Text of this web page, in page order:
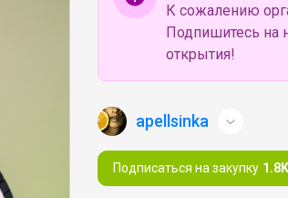
К сожалению
Подпишитесь на
открытия!
apellsinka
Подписаться на закупку 1.8K